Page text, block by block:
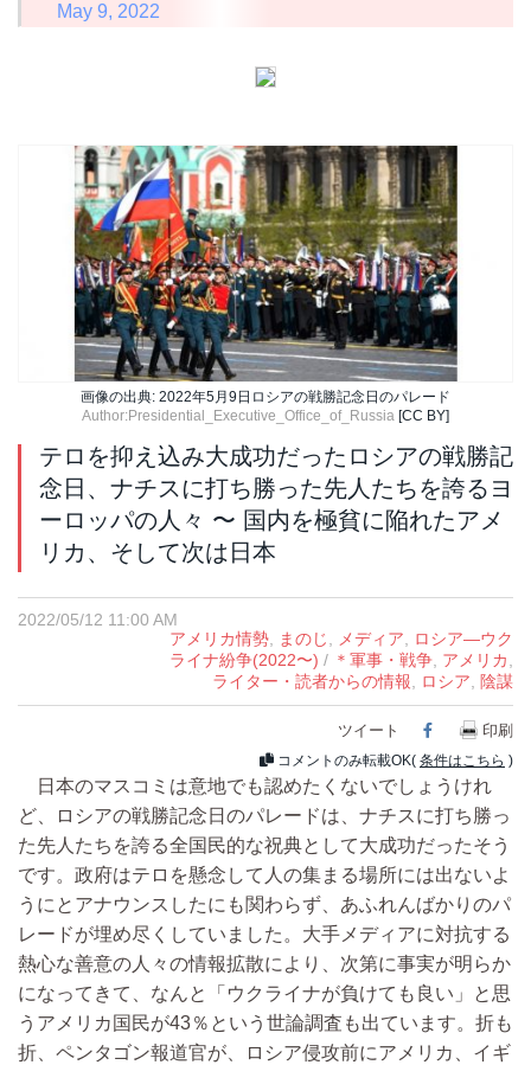
May 9, 2022
画像の出典: 2022年5月9日ロシアの戦勝記念日のパレード
Author:Presidential_Executive_Office_of_Russia [CC BY]
テロを抑え込み大成功だったロシアの戦勝記
念日、ナチスに打ち勝った先人たちを誇るヨ
ーロッパの人々 〜 国内を極貧に陥れたアメ
リカ、そして次は日本
2022/05/12 11:00 AM
アメリカ情勢, まのじ, メディア, ロシア―ウク
ライナ紛争(2022〜) / ＊軍事・戦争, アメリカ,
ライター・読者からの情報, ロシア, 陰謀
ツイート Facebook
印刷
コメントのみ転載OK( 条件はこちら )
日本のマスコミは意地でも認めたくないでしょうけれ
ど、ロシアの戦勝記念日のパレードは、ナチスに打ち勝っ
た先人たちを誇る全国民的な祝典として大成功だったそう
です。政府はテロを懸念して人の集まる場所には出ないよ
うにとアナウンスしたにも関わらず、あふれんばかりのパ
レードが埋め尽くしていました。大手メディアに対抗する
熱心な善意の人々の情報拡散により、次第に事実が明らか
になってきて、なんと「ウクライナが負けても良い」と思
うアメリカ国民が43％という世論調査も出ています。折も
折、ペンタゴン報道官が、ロシア侵攻前にアメリカ、イギ